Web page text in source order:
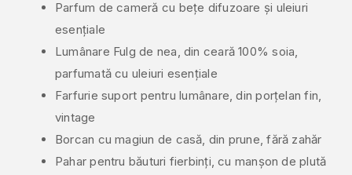
Parfum de cameră cu bețe difuzoare și uleiuri
esențiale
Lumânare Fulg de nea, din ceară 100% soia,
parfumată cu uleiuri esențiale
Farfurie suport pentru lumânare, din porțelan fin,
vintage
Borcan cu magiun de casă, din prune, fără zahăr
Pahar pentru băuturi fierbinți, cu manșon de plută